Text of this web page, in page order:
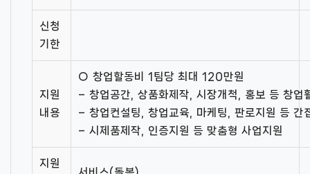
신청
기한
지원
내용
○ 창업할동비 1팀당 최대 120만원
– 창업공간, 상품화제작, 시장개척, 홍보 등 창업
– 창업컨설팅, 창업교육, 마케팅, 판로지원 등 간
– 시제품제작, 인증지원 등 맞춤형 사업지원
지원